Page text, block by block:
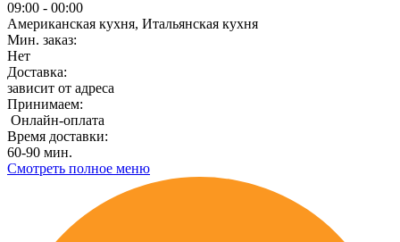
09:00 - 00:00
Американская кухня, Итальянская кухня
Мин. заказ:
Нет
Доставка:
зависит от адреса
Принимаем:
Онлайн-оплата
Время доставки:
60-90 мин.
Смотреть полное меню